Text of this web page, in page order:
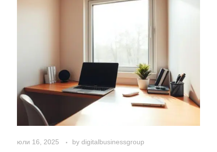
юли 16, 2025 by digitalbusinessgroup